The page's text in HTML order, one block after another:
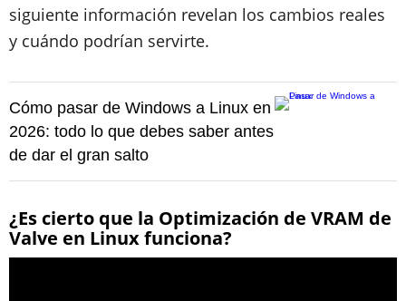
siguiente información revelan los cambios reales
y cuándo podrían servirte.
Cómo pasar de Windows a Linux en
2026: todo lo que debes saber antes
de dar el gran salto
¿Es cierto que la Optimización de VRAM de
Valve en Linux funciona?